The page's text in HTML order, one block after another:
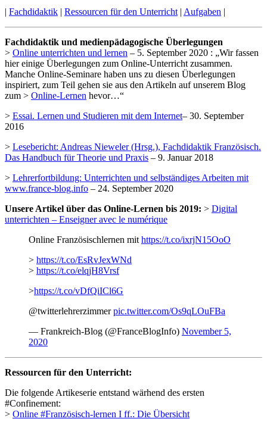
| Fachdidaktik | Ressourcen für den Unterricht | Aufgaben |
Fachdidaktik und medienpädagogische Überlegungen
> Online unterrichten und lernen – 5. September 2020 : „Wir fassen
hier einige Überlegungen zum Online-Unterricht zusammen.
Manche Online-Seminare haben uns zu diesen Überlegungen
inspiriert, zum Teil gehen sie aus den Artikeln auf unserem Blog
zum > Online-Lernen hevor…“
> Essai. Lernen und Studieren mit dem Internet– 30. September
2016
> Lesebericht: Andreas Nieweler (Hrsg.), Fachdidaktik Französisch.
Das Handbuch für Theorie und Praxis – 9. Januar 2018
> Lehrerfortbildung: Unterrichten und selbständiges Arbeiten mit
www.france-blog.info – 24. September 2020
Unsere Artikel über das Online-Lernen bis 2019: > Digital
unterrichten – Enseigner avec le numérique
Online Französischlernen mit https://t.co/ixrjN15OoO
> https://t.co/EsRvJexWNd
> https://t.co/elqjH8Vrsf
>https://t.co/vDfQiICl6G
@twitterlehrerzimmerpic.twitter.com/Os9qLOuFBa
— Frankreich-Blog (@FranceBlogInfo) November 5,
2020
Ressourcen für den Unterricht:
Die folgende Artikeserie entstand wärhend des ersten
#Confinement:
> Online #Französisch-lernen I ff.: Die Übersicht